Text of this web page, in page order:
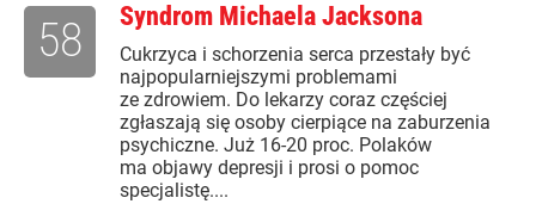
Syndrom Michaela Jacksona
Cukrzyca i schorzenia serca przestały być
najpopularniejszymi problemami
ze zdrowiem. Do lekarzy coraz częściej
zgłaszają się osoby cierpiące na zaburzenia
psychiczne. Już 16-20 proc. Polaków
ma objawy depresji i prosi o pomoc
specjalistę....
58